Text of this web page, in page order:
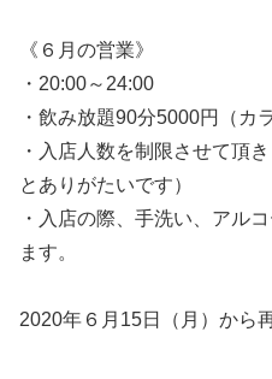
《６月の営業》
・20:00～24:00
・飲み放題90分5000円（カ
・入店人数を制限させて頂
とありがたいです）
・入店の際、手洗い、アル
ます。
2020年６月15日（月）から